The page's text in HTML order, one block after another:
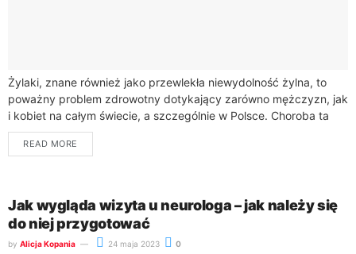
Żylaki, znane również jako przewlekła niewydolność żylna, to
poważny problem zdrowotny dotykający zarówno mężczyzn, jak
i kobiet na całym świecie, a szczególnie w Polsce. Choroba ta
charakteryzuje się poszerzeniem i...
READ MORE
Jak wygląda wizyta u neurologa – jak należy się
do niej przygotować
by Alicja Kopania 24 maja 2023 0